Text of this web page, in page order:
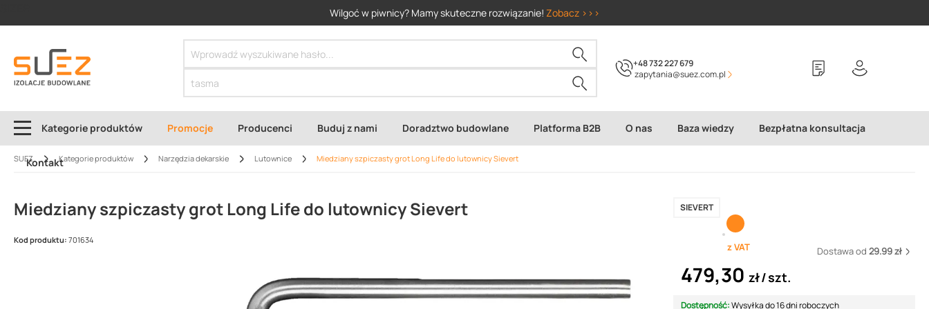
Wilgoć w piwnicy? Mamy skuteczne rozwiązanie! Zobacz >>>
+48 732 227 679
zapytania@suez.com.pl
Kategorie produktów Promocje Producenci Buduj z nami Doradztwo budowlane Platforma B2B O nas Baza wiedzy Bezpłatna konsultacja
Kontakt
SUEZ Kategorie produktów Narzędzia dekarskie Lutownice Miedziany szpiczasty grot Long Life do lutownicy Sievert
Miedziany szpiczasty grot Long Life do lutownicy Sievert SIEVERT
Kod produktu: 701634
z VAT Dostawa od 29.99 zł
479,30 zł szt.
Dostępność:Wysyłka do 16 dni roboczych